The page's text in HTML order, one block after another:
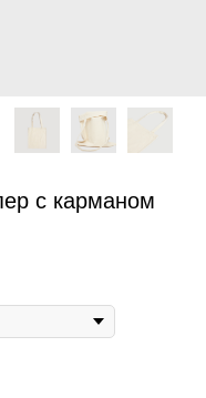
с карманом